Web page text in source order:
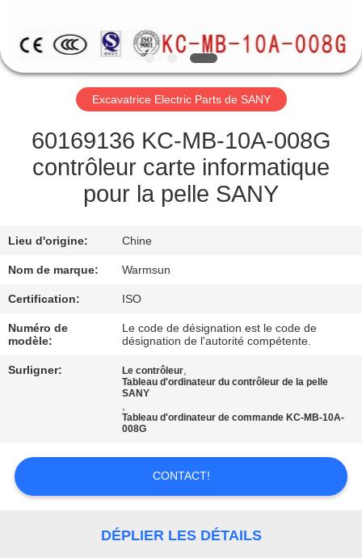
CONTRÔLE
DE
QUALITÉ
CONTACTEZ-
NOUS
DEMANDEZ
UNE
CITATION
PLAN
DU
SITE
Excavatrice Electric Parts de SANY
60169136 KC-MB-10A-008G
contrôleur carte informatique
pour la pelle SANY
Lieu d'origine: Chine
Nom de marque: Warmsun
Certification: ISO
Numéro de
modèle:
Le code de désignation est le code de
désignation de l'autorité compétente.
Surligner: Le contrôleur,
Tableau d'ordinateur du contrôleur de la pelle
SANY
,
Tableau d'ordinateur de commande KC-MB-10A-
008G
CONTACT!
DÉPLIER LES DÉTAILS